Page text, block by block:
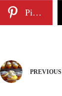
Pinterest
PREVIOUS